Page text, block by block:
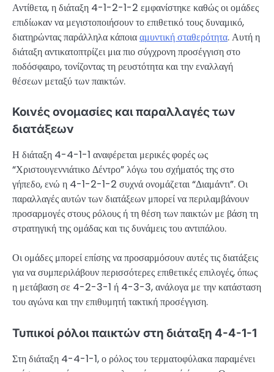
Αντίθετα, η διάταξη 4-1-2-1-2 εμφανίστηκε καθώς οι ομάδες
επιδίωκαν να μεγιστοποιήσουν το επιθετικό τους δυναμικό,
διατηρώντας παράλληλα κάποιααμυντική σταθερότητα. Αυτή η
διάταξη αντικατοπτρίζει μια πιο σύγχρονη προσέγγιση στο
ποδόσφαιρο, τονίζοντας τη ρευστότητα και την εναλλαγή
θέσεων μεταξύ των παικτών.
Κοινές ονομασίες και παραλλαγές των
διατάξεων
Η διάταξη 4-4-1-1 αναφέρεται μερικές φορές ως
“Χριστουγεννιάτικο Δέντρο” λόγω του σχήματός της στο
γήπεδο, ενώ η 4-1-2-1-2 συχνά ονομάζεται “Διαμάντι”. Οι
παραλλαγές αυτών των διατάξεων μπορεί να περιλαμβάνουν
προσαρμογές στους ρόλους ή τη θέση των παικτών με βάση τη
στρατηγική της ομάδας και τις δυνάμεις του αντιπάλου.
Οι ομάδες μπορεί επίσης να προσαρμόσουν αυτές τις διατάξεις
για να συμπεριλάβουν περισσότερες επιθετικές επιλογές, όπως
η μετάβαση σε 4-2-3-1 ή 4-3-3, ανάλογα με την κατάσταση
του αγώνα και την επιθυμητή τακτική προσέγγιση.
Τυπικοί ρόλοι παικτών στη διάταξη 4-4-1-1
Στη διάταξη 4-4-1-1, ο ρόλος του τερματοφύλακα παραμένει